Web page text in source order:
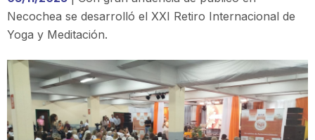
Necochea se desarrolló el XXI Retiro Internacional de
Yoga y Meditación.